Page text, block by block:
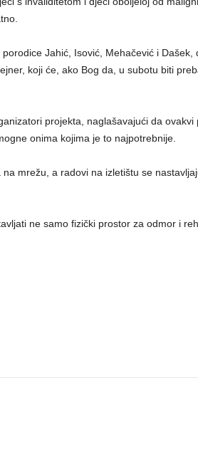
Jahić, Isović, Mehačević i Dašek,
koji će, ako Bog da, u subotu biti
projekta, naglašavajući da ovakvi
onima kojima je to najpotrebnije.
mrežu, a radovi na izletištu se
ne samo fizički prostor za odmor i